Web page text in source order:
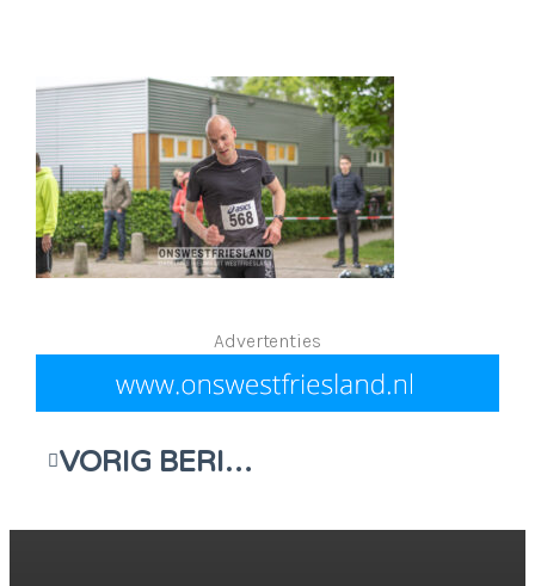
Advertenties
VORIG BERICHT